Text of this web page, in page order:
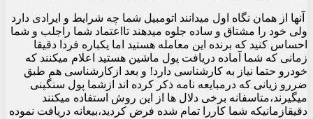
‏ آنها از همان نگاه اول میدانند اتومبیل شما چه شرایط و ایرادی دارد
ولی خود را مشتاق و ساده جلوه میدهند تااعتماد شما راجلب و شما
احساس کنید که برنده این معامله هستید اما یکباره فردا دقیقا
زمانی که شما آماده دریافت پول ماشین هستید اعلام میکنند که
خودرو حتما نیاز به کارشناسی دارد! و بعد ازکارشناسی هم طبق
ضررو زیانی که درمبایعه نامه ذکر کرده اند ازشما پول سنگینی
میگیرند،متاسفانه برخی دلال ها از این روش استفاده میکنند
دقیقازمانیکه شما کاررا تمام شده فرض کردید،بیعانه دریافت نموده